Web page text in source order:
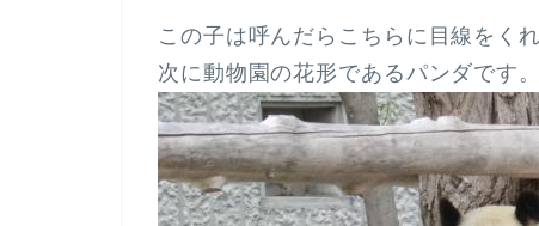
この子は呼んだらこちらに目線をく
次に動物園の花形であるパンダです。